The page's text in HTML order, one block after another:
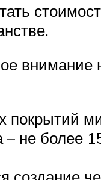
внимание
покрытий
– не более